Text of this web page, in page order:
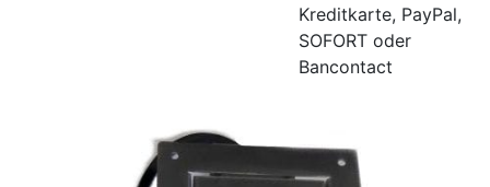
Kreditkarte, PayPal,
SOFORT oder
Bancontact